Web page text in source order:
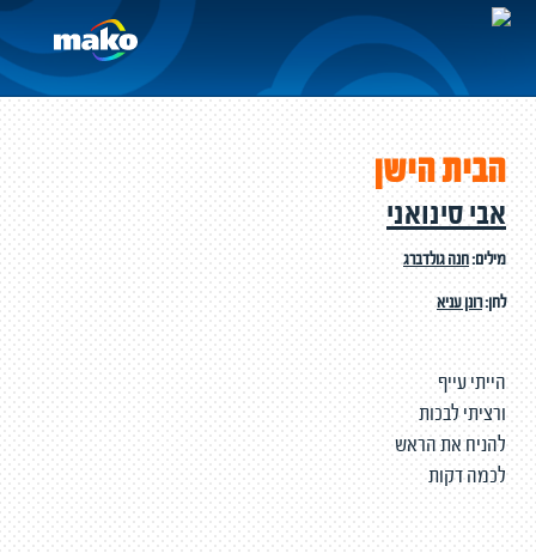
הבית הישן
אבי סינואני
מילים:חנה גולדברג
לחן:רונן עניא
הייתי עייף
ורציתי לבכות
להניח את הראש
לכמה דקות